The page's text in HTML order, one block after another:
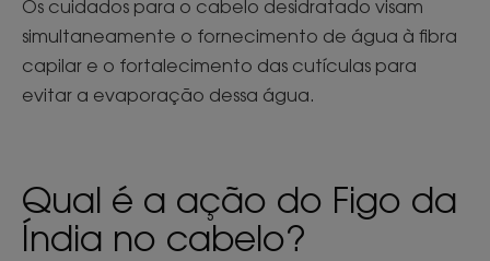
Os cuidados para o cabelo desidratado visam
simultaneamente o fornecimento de água à fibra
capilar e o fortalecimento das cutículas para
evitar a evaporação dessa água.
Qual é a ação do Figo da
Índia no cabelo?